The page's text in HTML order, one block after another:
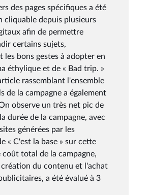
des pages spécifiques a été
cliquable depuis plusieurs
afin de permettre
certains sujets,
les bons gestes à adopter en
éthylique et de « Bad trip. »
rassemblant l'ensemble
de la campagne a également
observe un très net pic de
durée de la campagne, avec
générées par les
« C'est la base » sur cette
coût total de la campagne,
du contenu et l'achat
a été évalué à 3